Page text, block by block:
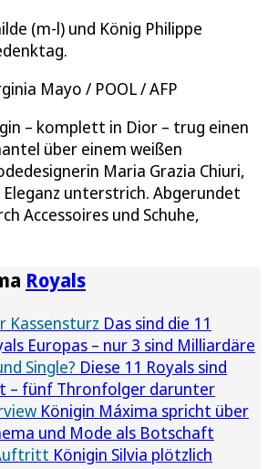
(m-l) und König Philippe
Mayo / POOL / AFP
– komplett in Dior – trug einen
über einem weißen
Maria Grazia Chiuri,
Eleganz unterstrich. Abgerundet
Accessoires und Schuhe,
Royals
Kassensturz Das sind die 11
Europas – nur 3 sind Milliardäre
Single? Diese 11 Royals sind
– fünf Thronfolger darunter
Königin Máxima spricht über
und Mode als Botschaft
Königin Silvia plötzlich